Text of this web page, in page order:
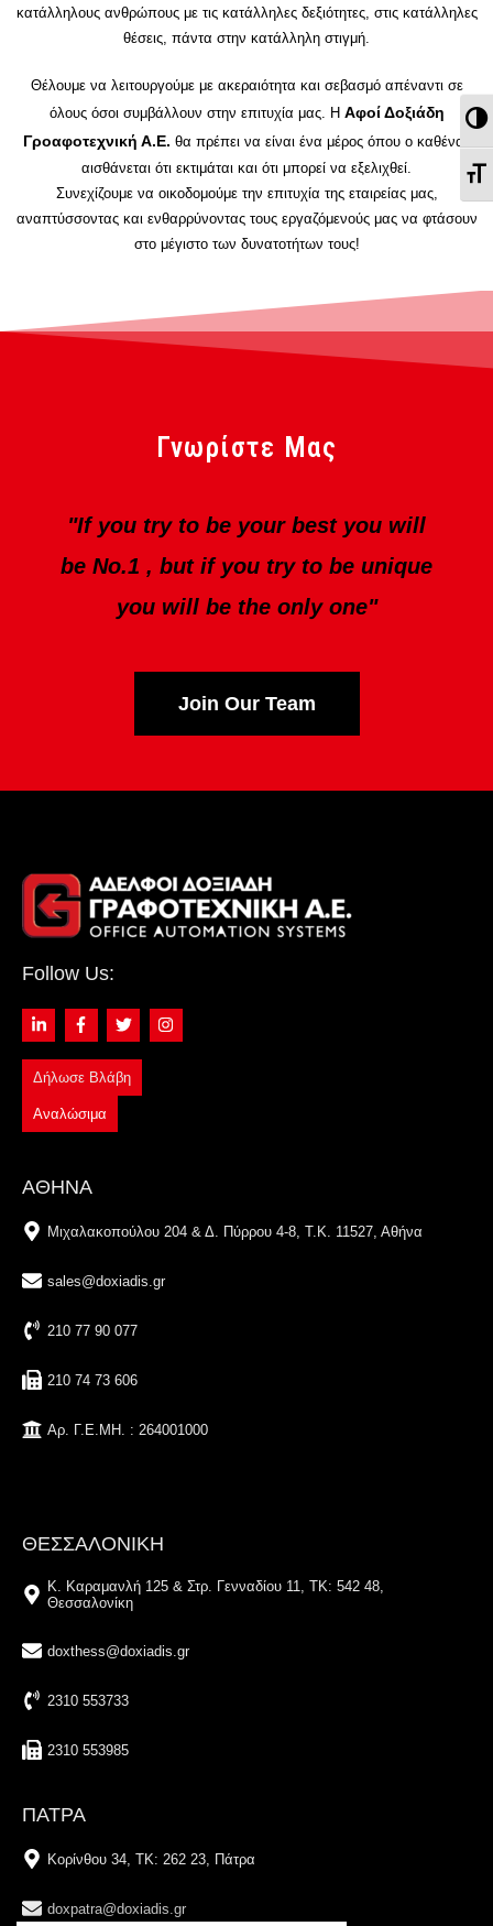
κατάλληλους ανθρώπους με τις κατάλληλες δεξιότητες, στις κατάλληλες
θέσεις, πάντα στην κατάλληλη στιγμή.
Θέλουμε να λειτουργούμε με ακεραιότητα και σεβασμό απέναντι σε
όλους όσοι συμβάλλουν στην επιτυχία μας. Η Αφοί Δοξιάδη
Γροαφοτεχνική Α.Ε. θα πρέπει να είναι ένα μέρος όπου ο καθένας
αισθάνεται ότι εκτιμάται και ότι μπορεί να εξελιχθεί.
Συνεχίζουμε να οικοδομούμε την επιτυχία της εταιρείας μας,
αναπτύσσοντας και ενθαρρύνοντας τους εργαζόμενούς μας να φτάσουν
στο μέγιστο των δυνατοτήτων τους!
Γνωρίστε Μας
"If you try to be your best you will
be No.1 , but if you try to be unique
you will be the only one"
Join Our Team
Follow Us:
Δήλωσε Βλάβη
Αναλώσιμα
ΑΘΗΝΑ
Μιχαλακοπούλου 204 & Δ. Πύρρου 4-8, Τ.Κ. 11527, Αθήνα
sales@doxiadis.gr
210 77 90 077
210 74 73 606
Αρ. Γ.Ε.ΜΗ. : 264001000
ΘΕΣΣΑΛΟΝΙΚΗ
Κ. Καραμανλή 125 & Στρ. Γενναδίου 11, ΤΚ: 542 48,
Θεσσαλονίκη
doxthess@doxiadis.gr
2310 553733
2310 553985
ΠΑΤΡΑ
Κορίνθου 34, TK: 262 23, Πάτρα
doxpatra@doxiadis.gr